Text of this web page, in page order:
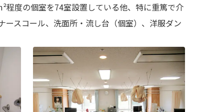
程度の個室を74室設置している他、特に重篤で介
スコール、洗面所・流し台（個室）、洋服ダン